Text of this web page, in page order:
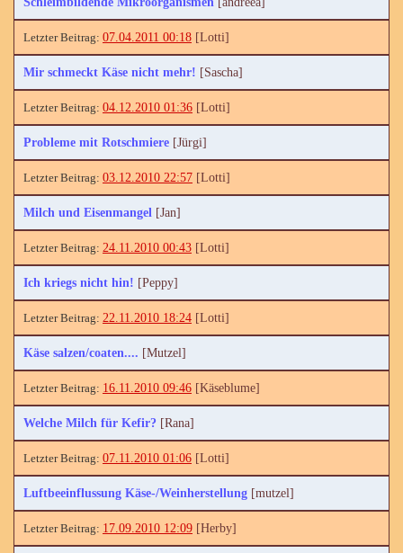
07.04.2011 00:18 [Lotti]
Mir schmeckt Käse nicht mehr! [Sascha]
04.12.2010 01:36 [Lotti]
Probleme mit Rotschmiere [Jürgi]
03.12.2010 22:57 [Lotti]
Milch und Eisenmangel [Jan]
24.11.2010 00:43 [Lotti]
Ich kriegs nicht hin! [Peppy]
22.11.2010 18:24 [Lotti]
Käse salzen/coaten.... [Mutzel]
16.11.2010 09:46 [Käseblume]
Welche Milch für Kefir? [Rana]
07.11.2010 01:06 [Lotti]
Luftbeeinflussung Käse-/Weinherstellung [mutzel]
17.09.2010 12:09 [Herby]